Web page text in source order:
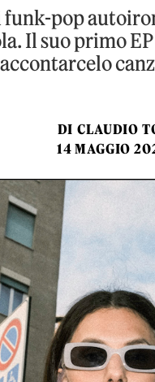
funk-pop
Il suo primo EP
DI CLAUDIO
14 MAGGIO